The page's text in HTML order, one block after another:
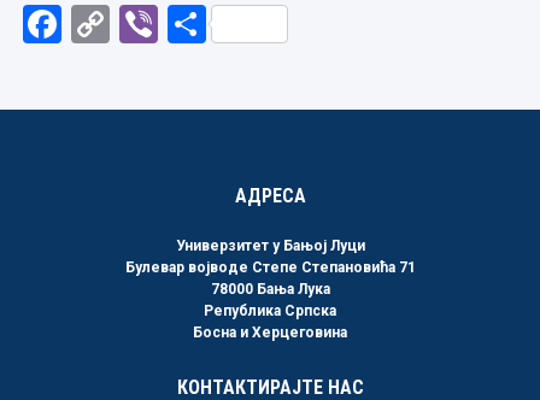
Facebook
CopyViberShare
АДРЕСА
Универзитет у Бањој Луци
Булевар војводе Степе Степановића 71
78000 Бања Лука
Република Српска
Босна и Херцеговина
КОНТАКТИРАЈТЕ НАС